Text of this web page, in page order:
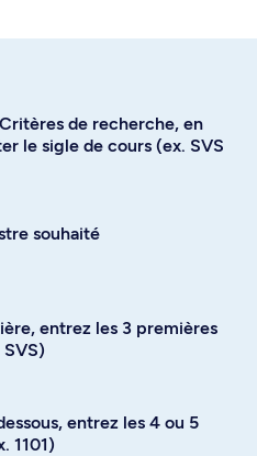
de recherche, en
le sigle de cours (ex. SVS
souhaité
entrez les 3 premières
entrez les 4 ou 5
1101)